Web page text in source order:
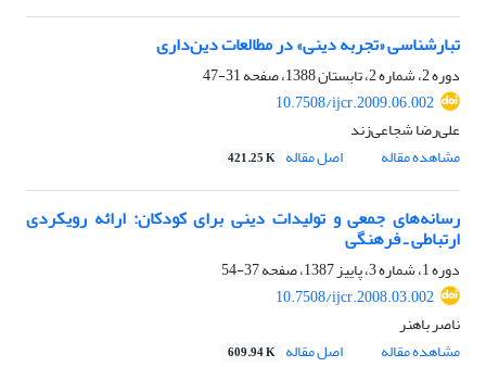
تبارشناسی «تجربه دینی» در مطالعات دین‌داری
دوره 2، شماره 2، تابستان 1388، صفحه
31-47
10.7508/ijcr.2009.06.002
علی‌رضا شجاعی‌زند
مشاهده مقاله
اصل مقاله 421.25 K
رسانه‌های جمعی و تولیدات دینی برای کودکان: ارائه رویکردی
ارتباطی ـ فرهنگی
دوره 1، شماره 3، پاییز 1387، صفحه
37-54
10.7508/ijcr.2008.03.002
ناصر باهنر
مشاهده مقاله
اصل مقاله 609.94 K